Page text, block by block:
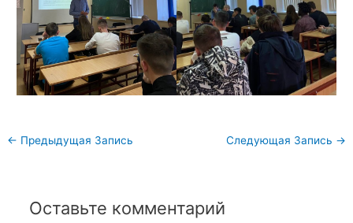
Навигация
← Предыдущая Запись Следующая Запись →
Оставьте комментарий